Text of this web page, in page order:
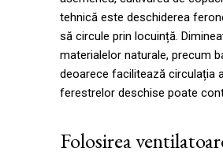
tehnică este deschiderea
să circule prin locuință.
materialelor naturale, precum
deoarece facilitează circulația
ferestrelor deschise poate
Folosirea